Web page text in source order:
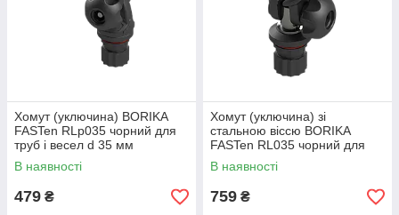
Хомут (уключина) BORIKA
FASTen RLp035 чорний для
труб і весел d 35 мм
(01.15.014.01.01)
В наявності
479 ₴
Хомут (уключина) зі
стальною віссю BORIKA
FASTen RL035 чорний для
труб і весел d 35 мм
(01.15.003.02.01)
В наявності
759 ₴